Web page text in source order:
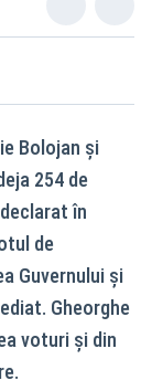
Bolojan și
254 de
în
de
Guvernului și
Gheorghe
voturi și din